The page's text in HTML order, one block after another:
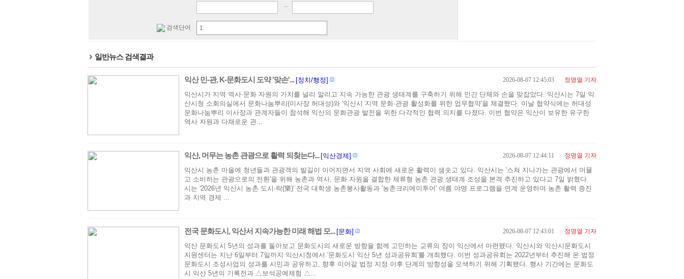
~
검색단어
일반뉴스 검색결과
익산 민-관, K-문화도시 도약 '맞손'... [정치/행정] 2026-08-07 12:45:03 정명열 기자
익산시가 지역 역사·문화 자원의 가치를 널리 알리고 지속 가능한 관광 생태계를 구축하기 위해 민간 단체와 손을 맞잡았다. 익산시는 7일 익
산시청 소회의실에서 문화나눔뿌리(이사장 허대성)와 '익산시 지역 문화·관광 활성화를 위한 업무협약'을 체결했다. 이날 협약식에는 허대성
문화나눔뿌리 이사장과 관계자들이 참석해 익산의 문화관광 발전을 위한 다각적인 협력 의지를 다졌다. 이번 협약은 익산이 보유한 유구한
역사 자원과 다채로운 관...
익산, 머무는 농촌 관광으로 활력 되찾는다... [익산경제] 2026-08-07 12:44:11 정명열 기자
익산시 농촌 마을에 청년들과 관광객의 발길이 이어지면서 지역 사회에 새로운 활력이 샘솟고 있다. 익산시는 '스쳐 지나가는 관광에서 머물
고 소비하는 관광으로의 전환'을 위해 농촌과 역사, 문화 자원을 결합한 체류형 농촌 관광 생태계 조성을 본격 추진하고 있다고 7일 밝혔다.
시는 '2026년 익산시 농촌 도시·락(樂)' 전국 대학생 농촌봉사활동과 '농촌크리에이투어' 여름 야영 프로그램을 연계 운영하며 농촌 활력 증진
과 지역 경제 ...
전국 문화도시, 익산서 지속가능한 미래 해법 모... [문화] 2026-08-07 12:43:01 정명열 기자
익산 문화도시 5년의 성과를 돌아보고 문화도시의 새로운 방향을 함께 고민하는 교류의 장이 익산에서 마련됐다. 익산시와 익산시문화도시
지원센터는 지난 6일부터 7일까지 익산시청에서 '문화도시 익산 5년 성과공유회'를 개최했다. 이번 성과공유회는 2022년부터 추진해 온 법정
문화도시 조성사업의 성과를 시민과 공유하고, 향후 이어갈 법정 지정 이후 단계의 방향성을 모색하기 위해 기획됐다. 행사 기간에는 문화도
시 익산 5년의 기록전과 △보석공예체험 △...